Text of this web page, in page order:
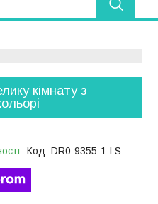
кімнату з
Код: DR0-9355-1-LS